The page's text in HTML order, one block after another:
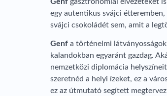
egy autentikus svájci
svájci csokoládét sem, amit a
Genf a történelmi
kalandokban egyaránt gazdag.
nemzetközi diplomácia
szeretnéd a helyi ízeket, ez a
ez az útmutató segített